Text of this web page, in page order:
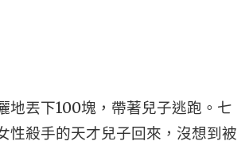
地丟下100塊，帶著兒子逃跑。七
性殺手的天才兒子回來，沒想到被